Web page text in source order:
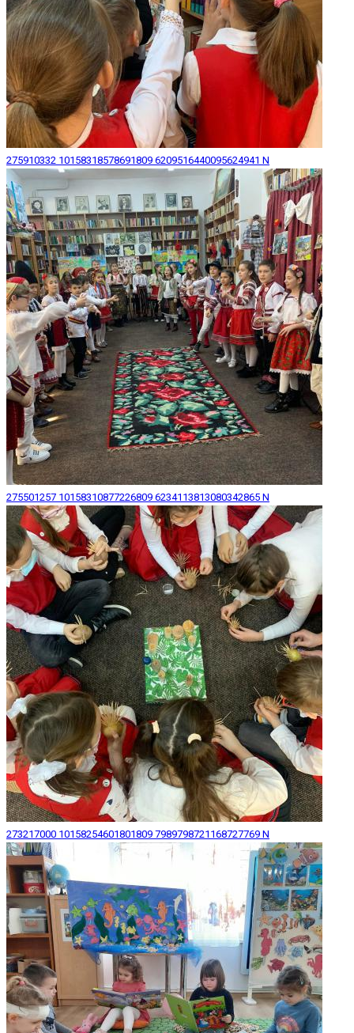
275910332 10158318578691809 6209516440095624941 N
275501257 10158310877226809 6234113813080342865 N
273217000 10158254601801809 7989798721168727769 N